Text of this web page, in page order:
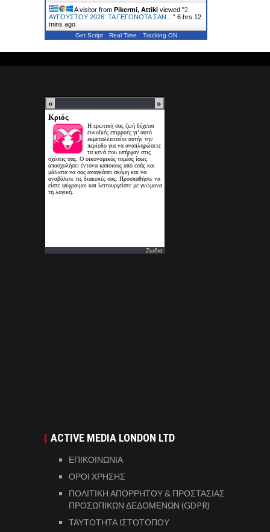
A visitor from Pikermi, Attiki viewed "2
ΑΥΓΟΥΣΤΟΥ 2026: ΤΑ ΓΕΓΟΝΟΤΑ ΣΑΝ… " 6 hrs 12
mins ago
Get Script Real Time Tracking ON
Ζωδια
ACTIVE MEDIA LONDON LTD
ΕΠΙΚΟΙΝΩΝΙΑ
ΟΡΟΙ ΧΡΗΣΗΣ
ΠΟΛΙΤΙΚΗ ΑΠΟΡΡΗΤΟΥ & ΠΡΟΣΤΑΣΙΑΣ
ΠΡΟΣΩΠΙΚΩΝ ΔΕΔΟΜΕΝΩΝ (GDPR)
ΤΑΥΤΟΤΗΤΑ ΙΣΤΟΤΟΠΟΥ